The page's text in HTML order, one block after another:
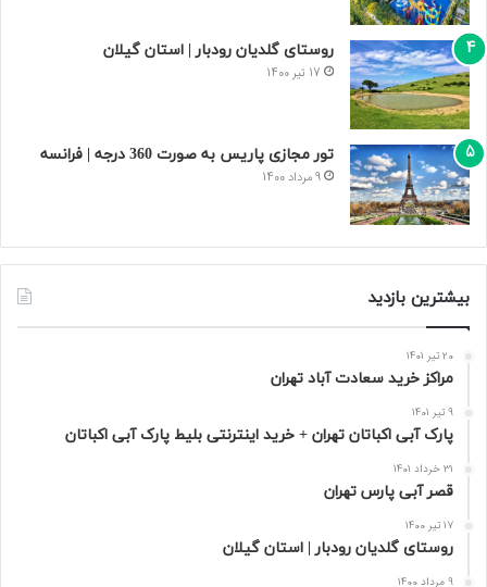
روستای گلدیان رودبار | استان گیلان
17 تیر 1400
تور مجازی پاریس به صورت 360 درجه | فرانسه
9 مرداد 1400
بیشترین بازدید
20 تیر 1401
مراکز خرید سعادت‌ آباد تهران
9 تیر 1401
پارک آبی اکباتان تهران + خرید اینترنتی بلیط پارک آبی اکباتان
31 خرداد 1401
قصر آبی پارس تهران
17 تیر 1400
روستای گلدیان رودبار | استان گیلان
9 مرداد 1400